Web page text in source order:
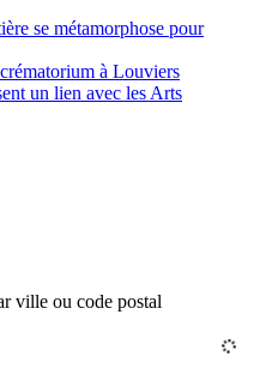
se métamorphose pour
à Louviers
un lien avec les Arts
ville ou code postal